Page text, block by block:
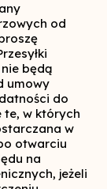
od
będą
umowy
do
te, w których
w
otwarciu
na
jeżeli